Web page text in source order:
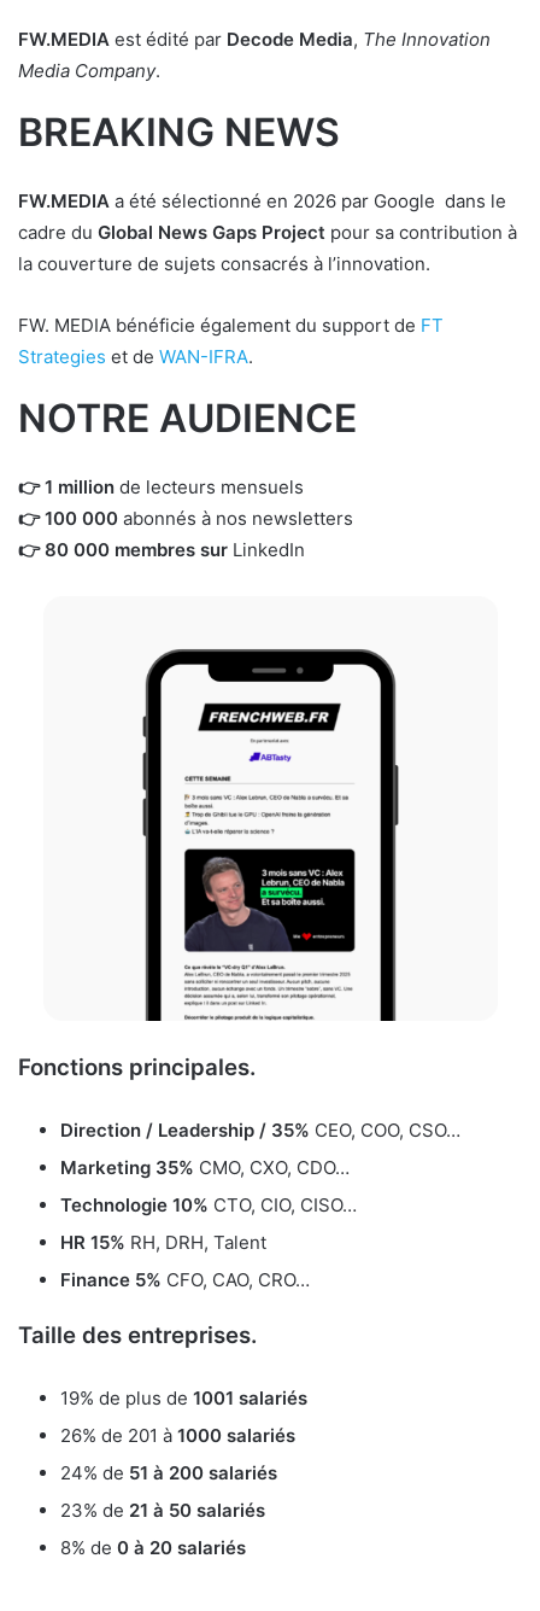
FW.MEDIA est édité par Decode Media, The Innovation
Media Company.
BREAKING NEWS
FW.MEDIA a été sélectionné en 2026 par Google dans le
cadre du Global News Gaps Project pour sa contribution à
la couverture de sujets consacrés à l’innovation.
FW. MEDIA bénéficie également du support de FT
Strategies et de WAN-IFRA.
NOTRE AUDIENCE
👉 1 million de lecteurs mensuels
👉 100 000 abonnés à nos newsletters
👉 80 000 membres sur LinkedIn
Fonctions principales.
Direction / Leadership / 35% CEO, COO, CSO…
Marketing 35% CMO, CXO, CDO…
Technologie 10% CTO, CIO, CISO…
HR 15% RH, DRH, Talent
Finance 5% CFO, CAO, CRO…
Taille des entreprises.
19% de plus de 1001 salariés
26% de 201 à 1000 salariés
24% de 51 à 200 salariés
23% de 21 à 50 salariés
8% de 0 à 20 salariés